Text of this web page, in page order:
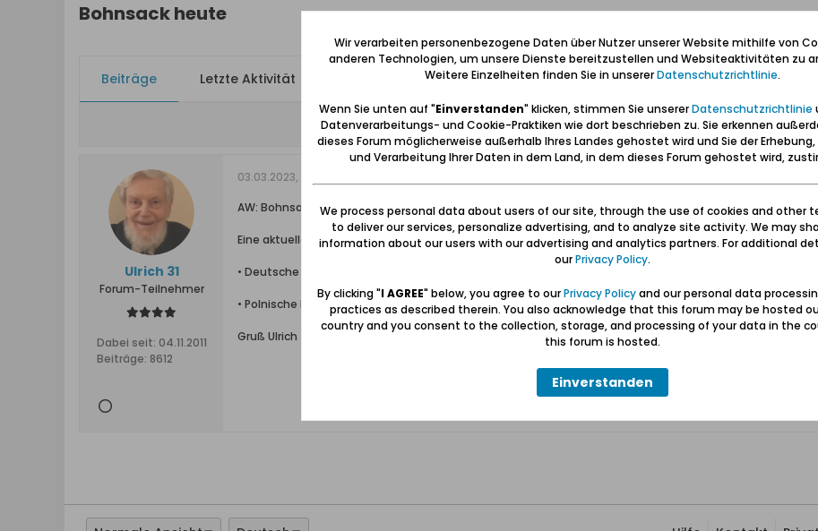
Bohnsack heute
Beiträge Letzte Aktivität
Ulrich 31
Forum-Teilnehmer
Dabei seit: 04.11.2011
Beiträge: 8612
03.03.2023, 13:18
AW: Bohnsack heute - bei Wintersonne 2023
Eine aktuelle Serie von 14 Fotos "Die Bohnsacker Insel in der Wintersonne", gestern veröffentlicht von
• Deutsche Zusammenstellung aller 14 Fotos zur Übersicht: ►
• Polnische Reihung dieser 14 Fotos (in Deutsch nicht möglich): ►https://galeria.trojmiasto.pl/Wyspa-
Gruß Ulrich
Wir verarbeiten personenbezogene Daten über Nutzer unserer Website mithilfe von
anderen Technologien, um unsere Dienste bereitzustellen und Websiteaktivitäten zu
Weitere Einzelheiten finden Sie in unsererDatenschutzrichtlinie.
Wenn Sie unten auf "Einverstanden" klicken, stimmen Sie unsererDatenschutzrichtlinie
Datenverarbeitungs- und Cookie-Praktiken wie dort beschrieben zu. Sie erkennen
dieses Forum möglicherweise außerhalb Ihres Landes gehostet wird und Sie der
und Verarbeitung Ihrer Daten in dem Land, in dem dieses Forum gehostet wird,
We process personal data about users of our site, through the use of cookies and other
to deliver our services, personalize advertising, and to analyze site activity. We may
information about our users with our advertising and analytics partners. For additional
ourPrivacy Policy.
By clicking "I AGREE" below, you agree to ourPrivacy Policyand our personal data
practices as described therein. You also acknowledge that this forum may be hosted
country and you consent to the collection, storage, and processing of your data in the
this forum is hosted.
Einverstanden